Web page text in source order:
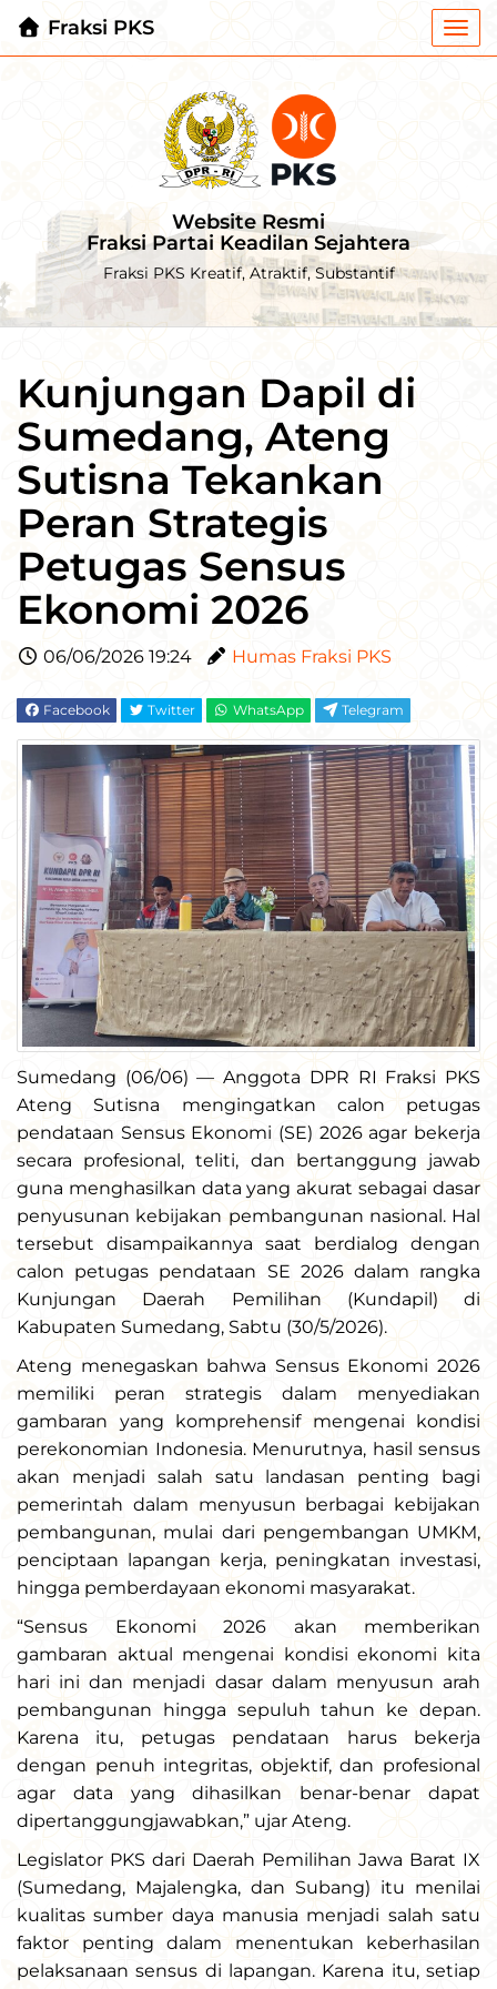
Fraksi PKS
Website Resmi
Fraksi Partai Keadilan Sejahtera
Fraksi PKS Kreatif, Atraktif, Substantif
Kunjungan Dapil di
Sumedang, Ateng
Sutisna Tekankan
Peran Strategis
Petugas Sensus
Ekonomi 2026
06/06/2026 19:24 Humas Fraksi PKS
Facebook Twitter WhatsApp Telegram
Sumedang (06/06) — Anggota DPR RI Fraksi PKS
Ateng Sutisna mengingatkan calon petugas
pendataan Sensus Ekonomi (SE) 2026 agar bekerja
secara profesional, teliti, dan bertanggung jawab
guna menghasilkan data yang akurat sebagai dasar
penyusunan kebijakan pembangunan nasional. Hal
tersebut disampaikannya saat berdialog dengan
calon petugas pendataan SE 2026 dalam rangka
Kunjungan Daerah Pemilihan (Kundapil) di
Kabupaten Sumedang, Sabtu (30/5/2026).
Ateng menegaskan bahwa Sensus Ekonomi 2026
memiliki peran strategis dalam menyediakan
gambaran yang komprehensif mengenai kondisi
perekonomian Indonesia. Menurutnya, hasil sensus
akan menjadi salah satu landasan penting bagi
pemerintah dalam menyusun berbagai kebijakan
pembangunan, mulai dari pengembangan UMKM,
penciptaan lapangan kerja, peningkatan investasi,
hingga pemberdayaan ekonomi masyarakat.
“Sensus Ekonomi 2026 akan memberikan
gambaran aktual mengenai kondisi ekonomi kita
hari ini dan menjadi dasar dalam menyusun arah
pembangunan hingga sepuluh tahun ke depan.
Karena itu, petugas pendataan harus bekerja
dengan penuh integritas, objektif, dan profesional
agar data yang dihasilkan benar-benar dapat
dipertanggungjawabkan,” ujar Ateng.
Legislator PKS dari Daerah Pemilihan Jawa Barat IX
(Sumedang, Majalengka, dan Subang) itu menilai
kualitas sumber daya manusia menjadi salah satu
faktor penting dalam menentukan keberhasilan
pelaksanaan sensus di lapangan. Karena itu, setiap